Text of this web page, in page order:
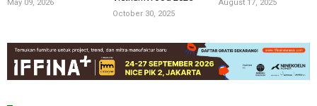
May 09, 2026
October 30, 2025
August 17, 2025